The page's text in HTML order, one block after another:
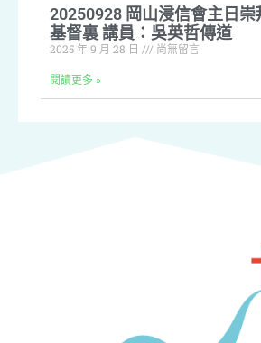
20250928 岡山浸信會主日崇
基督裏 講員：吳英哲傳道
2025 年 9 月 28 日 尚無留言
閱讀更多 »